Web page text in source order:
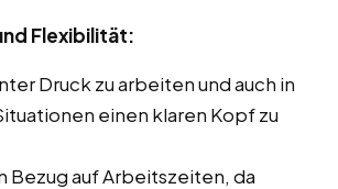
Flexibilität:
Druck zu arbeiten und auch in
einen klaren Kopf zu
Bezug auf Arbeitszeiten, da